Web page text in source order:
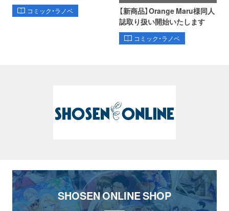
コミック・ラノベ
【新商品】Orange Maru様同人
誌取り扱い開始いたします
コミック・ラノベ
SHOSEN ONLINE SHOP